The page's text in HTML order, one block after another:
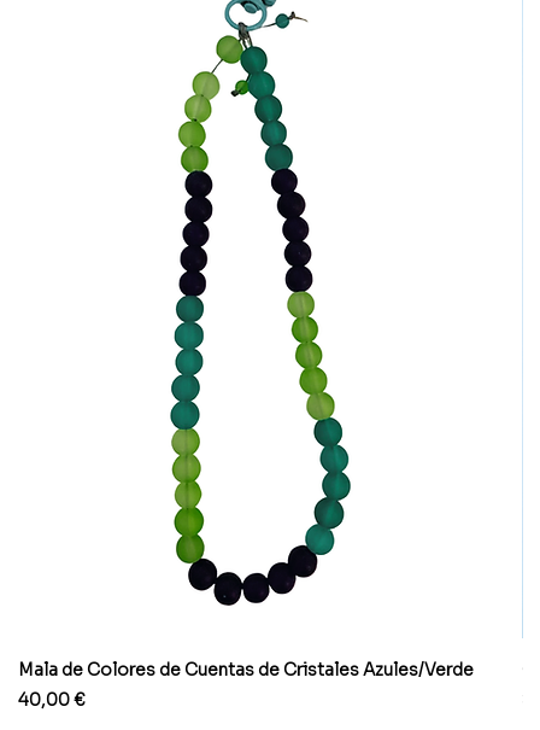
Mala de Colores de Cuentas de Cristales Azules/Verde
Precio
40,00 €